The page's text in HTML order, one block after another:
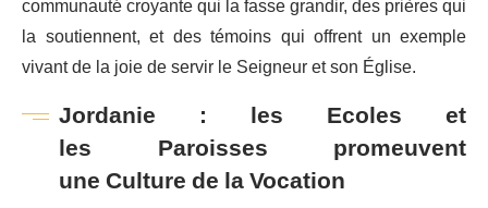
la soutiennent, et des témoins qui offrent un exemple
vivant de la joie de servir le Seigneur et son Église.
Jordanie : les Ecoles et
les Paroisses promeuvent
une Culture de la Vocation